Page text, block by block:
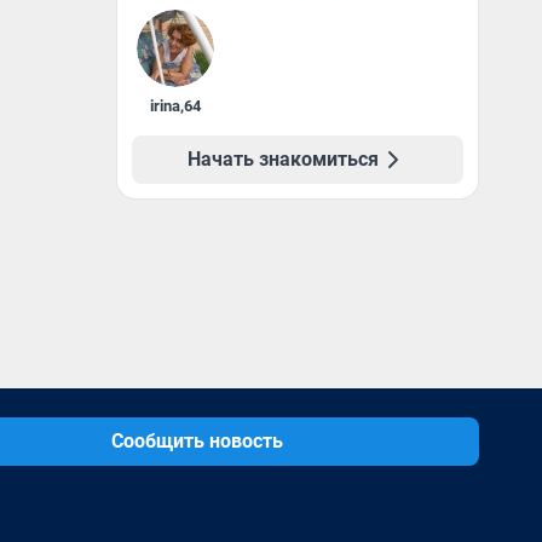
irina,64
Начать знакомиться
Сообщить новость